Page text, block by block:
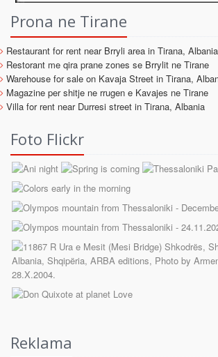
Prona ne Tirane
Restaurant for rent near Brryli area in Tirana, Albania
Restorant me qira prane zones se Brrylit ne Tirane
Warehouse for sale on Kavaja Street in Tirana,
Magazine per shitje ne rrugen e Kavajes ne Tirane
Villa for rent near Durresi street in Tirana, Albania
Foto Flickr
Reklama